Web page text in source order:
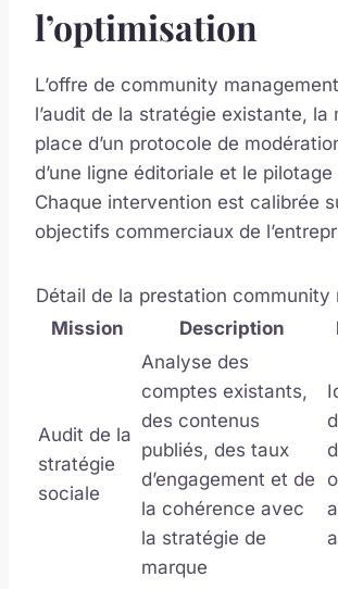
l’optimisation
L’offre de community
l’audit de la stratégie existante, la
place d’un protocole de
d’une ligne éditoriale et le pilotage
Chaque intervention est calibrée
objectifs commerciaux de
Détail de la prestation community
Mission
Description
Audit de la
stratégie
sociale
Analyse des
comptes existants,
des contenus
publiés, des taux
d’engagement et de
la cohérence avec
la stratégie de
marque